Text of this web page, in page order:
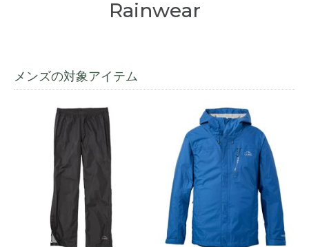
Rainwear
メンズの対象アイテム